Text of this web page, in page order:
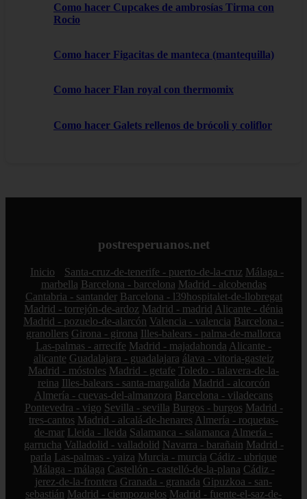
Como hacer Cupcakes de ambrosías Tirma con
Rocio
Como hacer Figacitas de manteca (mantequilla)
Como hacer Flan royal con thermomix
Como hacer Galets rellenos de brócoli y coliflor
postresperuanos.net
Inicio Santa-cruz-de-tenerife - puerto-de-la-cruz Málaga -
marbella Barcelona - barcelona Madrid - alcobendas
Cantabria - santander Barcelona - l39hospitalet-de-llobregat
Madrid - torrejón-de-ardoz Madrid - madrid Alicante - dénia
Madrid - pozuelo-de-alarcón Valencia - valencia Barcelona -
granollers Girona - girona Illes-balears - palma-de-mallorca
Las-palmas - arrecife Madrid - majadahonda Alicante -
alicante Guadalajara - guadalajara álava - vitoria-gasteiz
Madrid - móstoles Madrid - getafe Toledo - talavera-de-la-
reina Illes-balears - santa-margalida Madrid - alcorcón
Almería - cuevas-del-almanzora Barcelona - viladecans
Pontevedra - vigo Sevilla - sevilla Burgos - burgos Madrid -
tres-cantos Madrid - alcalá-de-henares Almería - roquetas-
de-mar Lleida - lleida Salamanca - salamanca Almería -
garrucha Valladolid - valladolid Navarra - barañain Madrid -
parla Las-palmas - yaiza Murcia - murcia Cádiz - ubrique
Málaga - málaga Castellón - castelló-de-la-plana Cádiz -
jerez-de-la-frontera Granada - granada Gipuzkoa - san-
sebastián Madrid - ciempozuelos Madrid - fuente-el-saz-de-